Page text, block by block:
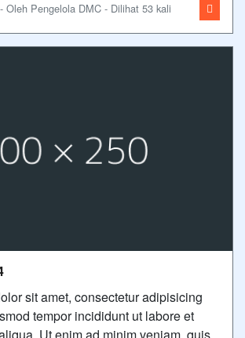
Oleh Pengelola DMC - Dilihat 53 kali
sit amet, consectetur adipisicing
tempor incididunt ut labore et